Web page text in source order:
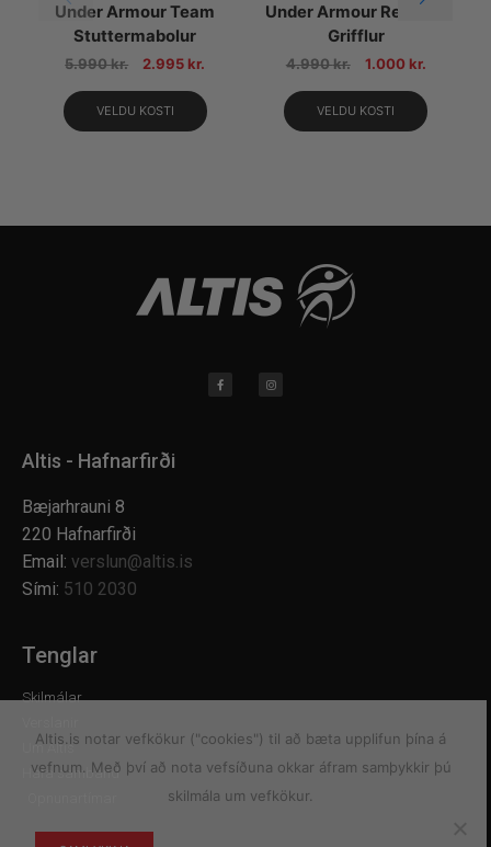
Under Armour Team
Stuttermabolur
5.990kr. 2.995 kr.
VELDU KOSTI
Under Armour Resistor
Grifflur
4.990kr. 1.000 kr.
VELDU KOSTI
Altis - Hafnarfirði
Bæjarhrauni 8
220 Hafnarfirði
Email: verslun@altis.is
Sími: 510 2030
Tenglar
Skilmálar
Um Altis
Hafa samband
Altis.is notar vefkökur ("cookies") til að bæta upplifun þína á
vefnum. Með því að nota vefsíðuna okkar áfram samþykkir þú
skilmála um vefkökur.